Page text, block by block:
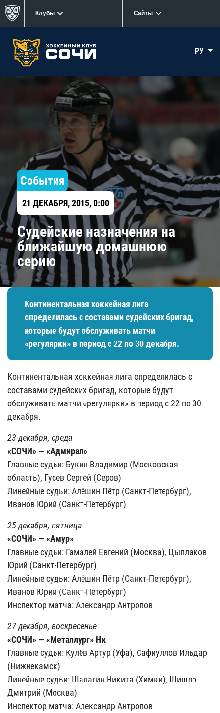
Клубы Сайты
РУ
События
21 ДЕКАБРЯ, 2015, 0:00
Судейские назначения на
ближайшую домашнюю
серию
Континентальная хоккейная лига
определилась с составами судейских бригад,
которые будут обслуживать матчи
«регулярки» в период с 22 по 30 декабря.
Континентальная хоккейная лига определилась с
составами судейских бригад, которые будут
обслуживать матчи «регулярки» в период с 22 по 30
декабря.
23 декабря, среда
«СОЧИ» — «Адмирал»
Главные судьи: Букин Владимир (Московская
область), Гусев Сергей (Серов)
Линейные судьи: Алёшин Пётр (Санкт-Петербург),
Иванов Юрий (Санкт-Петербург)
25 декабря, пятница
«СОЧИ» — «Амур»
Главные судьи: Гамалей Евгений (Москва), Цыплаков
Юрий (Санкт-Петербург)
Линейные судьи: Алёшин Пётр (Санкт-Петербург),
Иванов Юрий (Санкт-Петербург)
Инспектор матча: Александр Антропов
27 декабря, воскресенье
«СОЧИ» — «Металлург» Нк
Главные судьи: Кулёв Артур (Уфа), Сафиуллов Ильдар
(Нижнекамск)
Линейные судьи: Шалагин Никита (Химки), Шишло
Дмитрий (Москва)
Инспектор матча: Александр Антропов